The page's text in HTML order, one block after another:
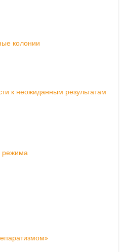
колонии
к неожиданным результатам
режима